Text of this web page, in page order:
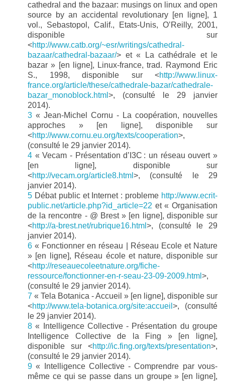
cathedral and the bazaar: musings on linux and open
source by an accidental revolutionary [en ligne], 1
vol., Sebastopol, Calif., Etats-Unis, O’Reilly, 2001,
disponible sur
<http://www.catb.org/~esr/writings/cathedral-
bazaar/cathedral-bazaar/> et « La cathédrale et le
bazar » [en ligne], Linux-france, trad. Raymond Eric
S., 1998, disponible sur <http://www.linux-
france.org/article/these/cathedrale-bazar/cathedrale-
bazar_monoblock.html >, (consulté le 29 janvier
2014).
3 « Jean-Michel Cornu - La coopération, nouvelles
approches » [en ligne], disponible sur
<http://www.cornu.eu.org/texts/cooperation>,
(consulté le 29 janvier 2014).
4 « Vecam - Présentation d’I3C : un réseau ouvert »
[en ligne], disponible sur
<http://vecam.org/article8.html >, (consulté le 29
janvier 2014).
5 Débat public et Internet : probleme http://www.ecrit-
public.net/article.php?id_article=22 et « Organisation
de la rencontre - @ Brest » [en ligne], disponible sur
<http://a-brest.net/rubrique16.html >, (consulté le 29
janvier 2014).
6 « Fonctionner en réseau | Réseau Ecole et Nature
» [en ligne], Réseau école et nature, disponible sur
<http://reseauecoleetnature.org/fiche-
ressource/fonctionner-en-r-seau-23-09-2009.html >,
(consulté le 29 janvier 2014).
7 « Tela Botanica - Accueil » [en ligne], disponible sur
<http://www.tela-botanica.org/site:accueil >, (consulté
le 29 janvier 2014).
8 « Intelligence Collective - Présentation du groupe
Intelligence Collective de la Fing » [en ligne],
disponible sur <http://ic.fing.org/texts/presentation>,
(consulté le 29 janvier 2014).
9 « Intelligence Collective - Comprendre par vous-
même ce qui se passe dans un groupe » [en ligne],